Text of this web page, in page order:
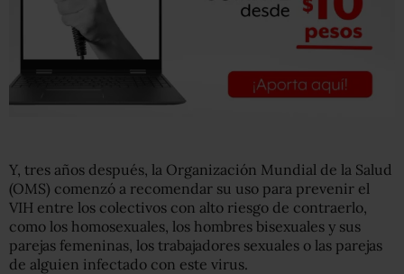
Y, tres años después, la Organización Mundial de la Salud
(OMS) comenzó a recomendar su uso para prevenir el
VIH entre los colectivos con alto riesgo de contraerlo,
como los homosexuales, los hombres bisexuales y sus
parejas femeninas, los trabajadores sexuales o las parejas
de alguien infectado con este virus.